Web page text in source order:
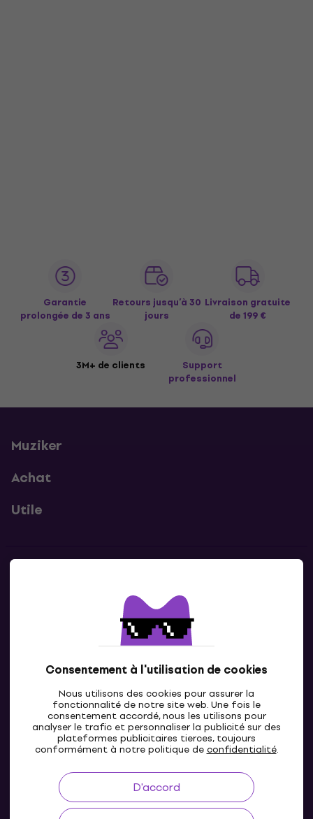
Consentement à l'utilisation de cookies
Nous utilisons des cookies pour assurer la
fonctionnalité de notre site web. Une fois le
consentement accordé, nous les utilisons pour
analyser le trafic et personnaliser la publicité sur des
plateformes publicitaires tierces, toujours
conformément à notre politique deconfidentialité.
D'accord
Garantie
prolongée de 3 ans
Retours jusqu’à 30
jours
Livraison gratuite
de 199 €
3M+ de clients
Support
professionnel
Muziker
Achat
Utile
Contacte nous
LU